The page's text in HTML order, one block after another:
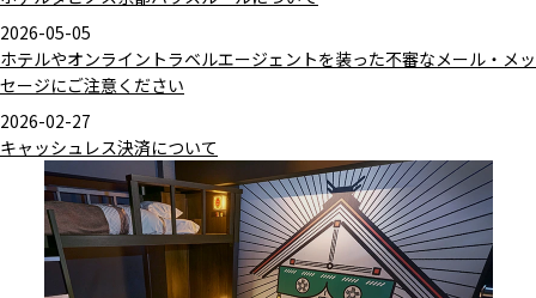
2026-05-05
ホテルやオンライントラベルエージェントを装った不審なメール・メッ
セージにご注意ください
2026-02-27
キャッシュレス決済について